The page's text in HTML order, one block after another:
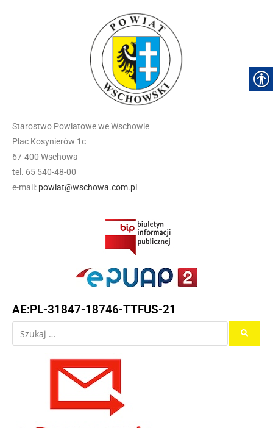
Starostwo Powiatowe we Wschowie
Plac Kosynierów 1c
67-400 Wschowa
tel. 65 540-48-00
e-mail: powiat@wschowa.com.pl
AE:PL-31847-18746-TTFUS-21